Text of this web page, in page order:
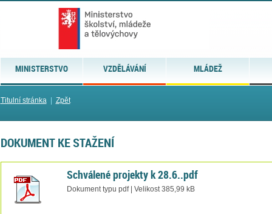
MINISTERSTVO VZDĚLÁVÁNÍ MLÁDEŽ
Titulní stránka| Zpět
DOKUMENT KE STAŽENÍ
Schválené projekty k 28.6..pdf
Dokument typu pdf | Velikost 385,99 kB